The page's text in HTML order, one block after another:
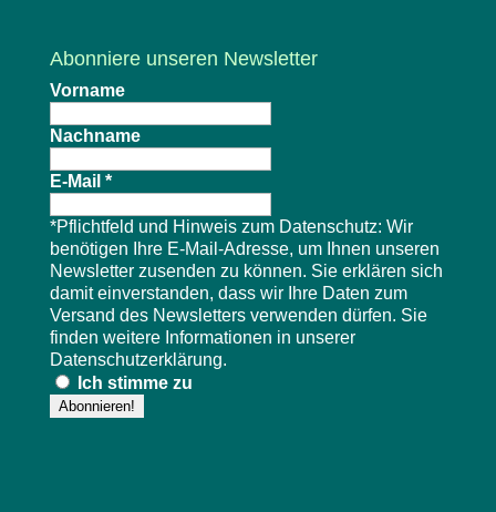
Abonniere unseren Newsletter
Vorname
Nachname
E-Mail *
*Pflichtfeld und Hinweis zum Datenschutz: Wir
benötigen Ihre E-Mail-Adresse, um Ihnen unseren
Newsletter zusenden zu können. Sie erklären sich
damit einverstanden, dass wir Ihre Daten zum
Versand des Newsletters verwenden dürfen. Sie
finden weitere Informationen in unserer
Datenschutzerklärung.
Ich stimme zu